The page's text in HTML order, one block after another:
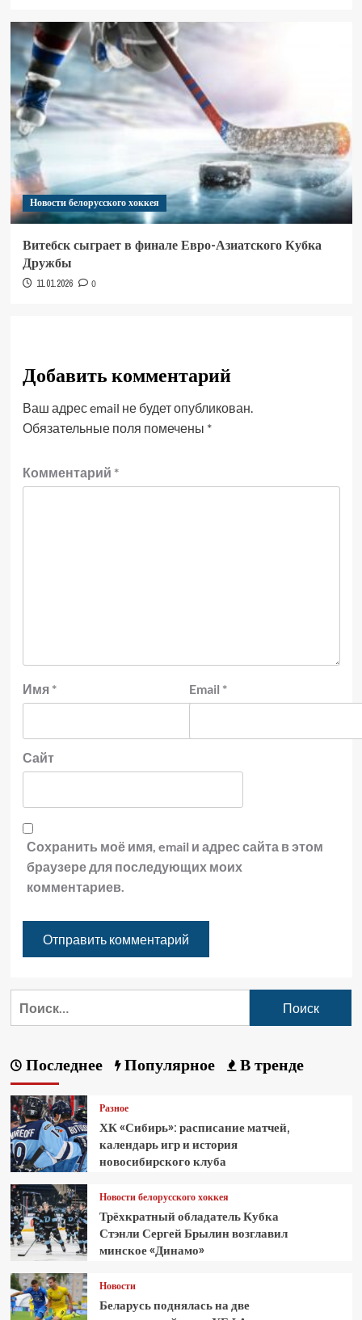
Новости белорусского хоккея
Витебск сыграет в финале Евро-Азиатского Кубка
Дружбы
11.01.2026 0
Добавить комментарий
Ваш адрес email не будет опубликован.
Обязательные поля помечены *
Комментарий *
Имя * Email *
Сайт
Сохранить моё имя, email и адрес сайта в этом
браузере для последующих моих
комментариев.
Последнее Популярное В тренде
Разное
ХК «Сибирь»: расписание матчей,
календарь игр и история
новосибирского клуба
Новости белорусского хоккея
Трёхкратный обладатель Кубка
Стэнли Сергей Брылин возглавил
минское «Динамо»
Новости
Беларусь поднялась на две